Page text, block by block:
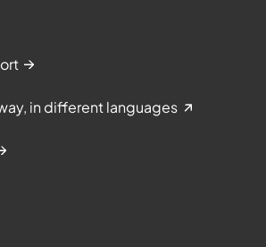
in different languages